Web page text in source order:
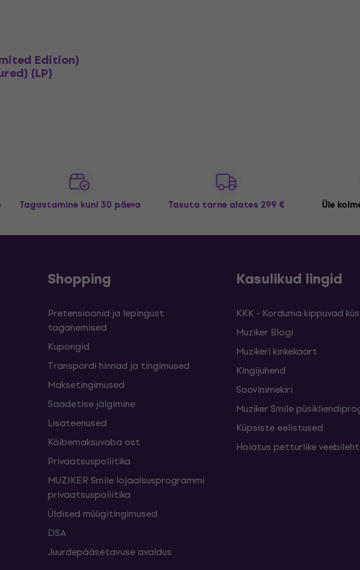
Edition)
(LP)
Tagastamine kuni 30 päeva Tasuta tarne alates 299 € Üle
Shopping
Pretensioonid ja lepingust
taganemised
Kupongid
Transpordi hinnad ja tingimused
Maksetingimused
Saadetise jälgimine
Lisateenused
Käibemaksuvaba ost
Privaatsuspoliitika
MUZIKER Smile lojaalsusprogrammi
privaatsuspoliitika
Üldised müügitingimused
DSA
Juurdepääsetavuse avaldus
Kasulikud lingid
KKK - Korduma kippuvad
Muziker Blogi
Muzikeri kinkekaart
Kingijuhend
Soovinimekiri
Muziker Smile
Küpsiste eelistused
Hoiatus petturlike